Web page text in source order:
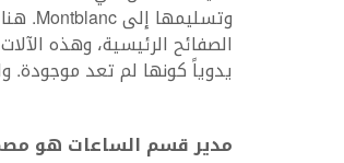
الصفائح الرئيسية، وهذه
يدوياً كونها لم تعد موجودة.
مدير قسم الساعات هو